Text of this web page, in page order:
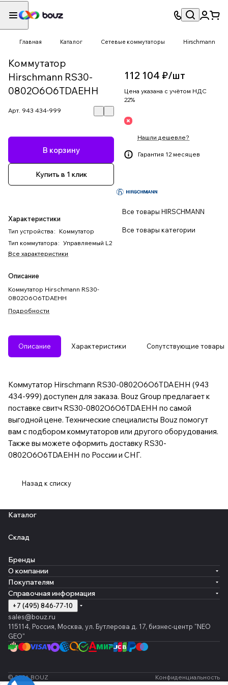
Главная Каталог Сетевые коммутаторы Hirschmann
Коммутатор
Hirschmann RS30-
0802O6O6TDAEHH
Арт. 943 434-999
В корзину
Купить в 1 клик
Характеристики
Тип устройства : Коммутатор
Тип коммутатора : Управляемый L2
Все характеристики
Описание
Коммутатор Hirschmann RS30-
0802O6O6TDAEHH
Подробности
112 104 ₽/шт
Цена указана с учётом НДС
22%
Нашли дешевле?
Гарантия 12 месяцев
Все товары HIRSCHMANN
Все товары категории
Описание Характеристики Сопутствующие товары
Коммутатор Hirschmann RS30-0802O6O6TDAEHH (943
434-999) доступен для заказа. Bouz Group предлагает к
поставке свитч RS30-0802O6O6TDAEHH по самой
выгодной цене. Технические специалисты Bouz помогут
вам с подбором коммутаторов или другого оборудования.
Также вы можете оформить доставку RS30-
0802O6O6TDAEHH по России и СНГ.
Назад к списку
Каталог
Склад
Бренды
О компании
Покупателям
Справочная информация
+7 (495) 846-77-10
sales@bouz.ru
115114, Россия, Москва, ул. Бутлерова д. 17, бизнес-центр "NEO
GEO"
© 2026 BOUZ Конфиденциальность